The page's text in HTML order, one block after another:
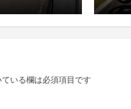
ている欄は必須項目です